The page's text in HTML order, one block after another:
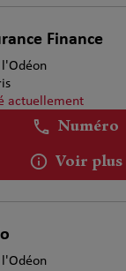
Finance
actuellement
Numéro
Voir plus